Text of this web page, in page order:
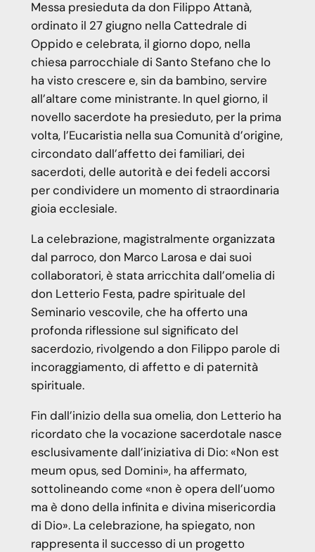
Messa presieduta da don Filippo Attanà,
ordinato il 27 giugno nella Cattedrale di
Oppido e celebrata, il giorno dopo, nella
chiesa parrocchiale di Santo Stefano che lo
ha visto crescere e, sin da bambino, servire
all’altare come ministrante. In quel giorno, il
novello sacerdote ha presieduto, per la prima
volta, l’Eucaristia nella sua Comunità d’origine,
circondato dall’affetto dei familiari, dei
sacerdoti, delle autorità e dei fedeli accorsi
per condividere un momento di straordinaria
gioia ecclesiale.
La celebrazione, magistralmente organizzata
dal parroco, don Marco Larosa e dai suoi
collaboratori, è stata arricchita dall’omelia di
don Letterio Festa, padre spirituale del
Seminario vescovile, che ha offerto una
profonda riflessione sul significato del
sacerdozio, rivolgendo a don Filippo parole di
incoraggiamento, di affetto e di paternità
spirituale.
Fin dall’inizio della sua omelia, don Letterio ha
ricordato che la vocazione sacerdotale nasce
esclusivamente dall’iniziativa di Dio: «Non est
meum opus, sed Domini», ha affermato,
sottolineando come «non è opera dell’uomo
ma è dono della infinita e divina misericordia
di Dio». La celebrazione, ha spiegato, non
rappresenta il successo di un progetto